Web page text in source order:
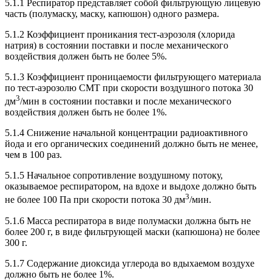
5.1.1 Респиратор представляет собой фильтрующую лицевую
часть (полумаску, маску, капюшон) одного размера.
5.1.2 Коэффициент проникания тест-аэрозоля (хлорида
натрия) в состоянии поставки и после механического
воздействия должен быть не более 5%.
5.1.3 Коэффициент проницаемости фильтрующего материала
по тест-аэрозолю СМТ при скорости воздушного потока 30
дм3/мин в состоянии поставки и после механического
воздействия должен быть не более 1%.
5.1.4 Снижение начальной концентрации радиоактивного
йода и его органических соединений должно быть не менее,
чем в 100 раз.
5.1.5 Начальное сопротивление воздушному потоку,
оказываемое респиратором, на вдохе и выдохе должно быть
не более 100 Па при скорости потока 30 дм3/мин.
5.1.6 Масса респиратора в виде полумаски должна быть не
более 200 г, в виде фильтрующей маски (капюшона) не более
300 г.
5.1.7 Содержание диоксида углерода во вдыхаемом воздухе
должно быть не более 1%.